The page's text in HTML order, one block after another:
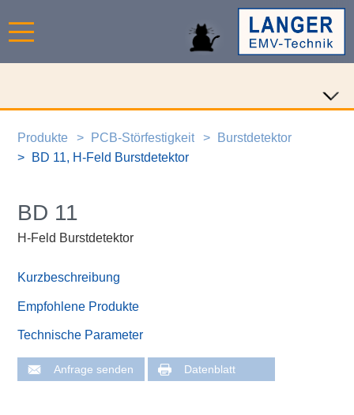
Produkte PCB-Störfestigkeit
Burstdetektor
BD 11, H-Feld Burstdetektor
BD 11
H-Feld Burstdetektor
Kurzbeschreibung
Empfohlene Produkte
Technische Parameter
Anfrage senden Datenblatt